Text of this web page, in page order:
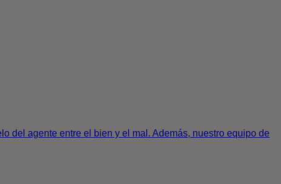
del agente entre el bien y el mal. Además, nuestro equipo de